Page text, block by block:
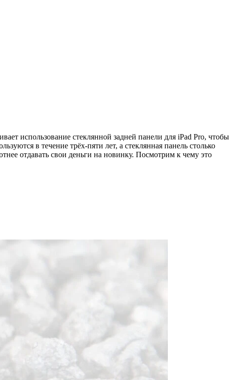
использование стеклянной задней панели для iPad Pro, чтобы
в течение трёх-пяти лет, а стеклянная панель столько
отдавать свои деньги на новинку. Посмотрим к чему это